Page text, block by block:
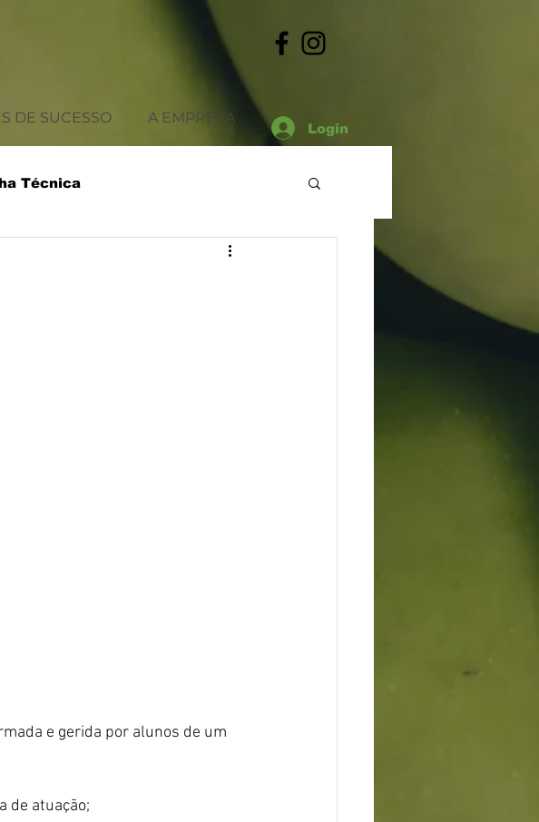
DE SUCESSO A EMPRESA
Login
Técnica
e gerida por alunos de um
de atuação;